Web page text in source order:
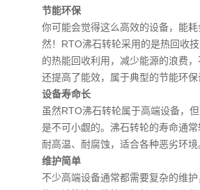
节能环保
你可能会觉得这么高效的设备，能
然！RTO沸石转轮采用的是热回收
的热能回收利用，减少能源的浪费，
还提高了能效，属于典型的节能环保
设备寿命长
虽然RTO沸石转轮属于高端设备，
是不可小觑的。沸石转轮的寿命通
耐高温、耐腐蚀，适合各种恶劣环境
维护简单
不少高端设备通常都需要复杂的维